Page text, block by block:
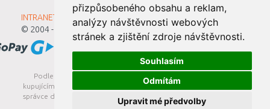
přizpůsobeného obsahu a reklam,
analýzy návštěvnosti webových
stránek a zjištění zdroje návštěvnosti.
Souhlasím
Odmítám
Upravit mé předvolby
INTRANET - Přihlášení pro zaměstnance
© 2004 - 2026
Kamody s.r.o.
Podle zákona o evidenci tržeb je prodávající povinen vystavit
kupujícímu účtenku. Zároveň je povinen zaevidovat přijatou tržbu u
správce daně online; v případě technického výpadku pak nejpozději
do 48 hodin.